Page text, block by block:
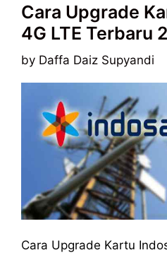
Cara Upgrade
4G LTE Terbaru
by Daffa Daiz Supyandi
Cara Upgrade Kartu